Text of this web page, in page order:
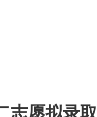
志愿拟录